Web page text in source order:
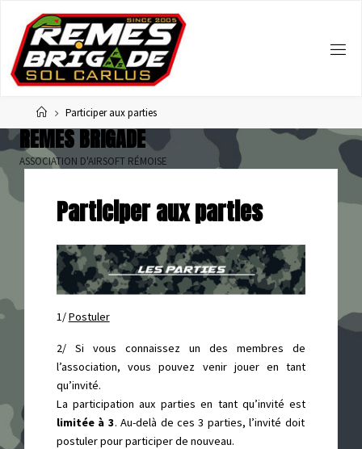
REMESBRIGADE
ASSOCIATION D'AIRSOFT RÉMOISE
HomeParticiper aux parties
Participer aux parties
1/Postuler
2/ Si vous connaissez un des membres de
l’association, vous pouvez venir jouer en tant
qu’invité.
La participation aux parties en tant qu’invité est
limitée à 3. Au-delà de ces 3 parties, l’invité doit
postuler pour participer de nouveau.